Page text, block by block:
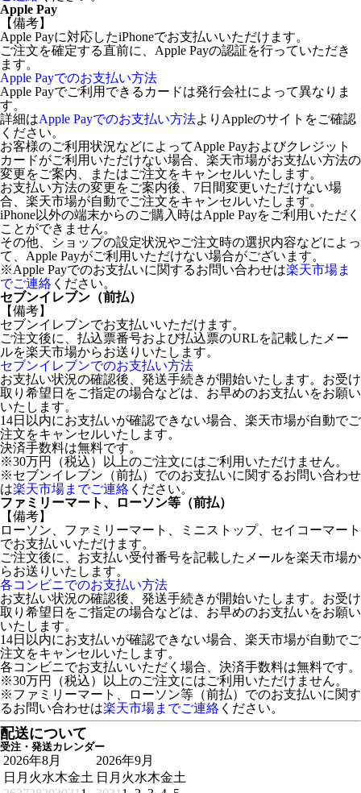
Apple Pay
【備考】
Apple Payに対応したiPhoneでお支払いいただけます。
ご注文を確定する直前に、Apple Payの認証を行っていただき
ます。
Apple Payでのお支払い方法
Apple Payでご利用できるカードは発行会社によって異なりま
す。
詳細はApple Payでのお支払い方法よりAppleのサイトをご確認
ください。
お客様のご利用状況などによってApple Payおよびクレジット
カードがご利用いただけない場合、楽天市場がお支払い方法の
変更をご案内、またはご注文をキャンセルいたします。
お支払い方法の変更をご案内後、7日間変更いただけない場
合、楽天市場が自動でご注文をキャンセルいたします。
iPhone以外の端末からのご購入時はApple Payをご利用いただく
ことができません。
その他、ショップの設定状況やご注文時の選択内容などによっ
て、Apple Payがご利用いただけない場合がございます。
※Apple Payでのお支払いに関するお問い合わせは楽天市場ま
でご連絡 ください。
セブンイレブン（前払）
【備考】
セブンイレブンでお支払いいただけます。
ご注文後に、払込票番号および払込票のURLを記載したメー
ルを楽天市場からお送りいたします。
セブンイレブンでのお支払い方法
お支払い状況の確認後、発送手続きが開始いたします。お受け
取り希望日をご指定の場合などは、お早めのお支払いをお願い
いたします。
14日以内にお支払いが確認できない場合、楽天市場が自動でご
注文をキャンセルいたします。
決済手数料は無料です。
※30万円（税込）以上のご注文にはご利用いただけません。
※セブンイレブン（前払）でのお支払いに関するお問い合わせ
は楽天市場までご連絡 ください。
ファミリーマート、ローソン等（前払）
【備考】
ローソン、ファミリーマート、ミニストップ、セイコーマート
でお支払いいただけます。
ご注文後に、お支払い受付番号を記載したメールを楽天市場か
らお送りいたします。
各コンビニでのお支払い方法
お支払い状況の確認後、発送手続きが開始いたします。お受け
取り希望日をご指定の場合などは、お早めのお支払いをお願い
いたします。
14日以内にお支払いが確認できない場合、楽天市場が自動でご
注文をキャンセルいたします。
各コンビニでお支払いいただく場合、決済手数料は無料です。
※30万円（税込）以上のご注文にはご利用いただけません。
※ファミリーマート、ローソン等（前払）でのお支払いに関す
るお問い合わせは楽天市場までご連絡 ください。
配送について
受注・発送カレンダー
2026年8月
日 月 火水木金土
2026年9月
日 月 火水木金土